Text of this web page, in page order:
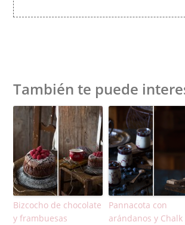
También te puede
Bizcocho de chocolate
y frambuesas
Pannacota con
arándanos y Chalk